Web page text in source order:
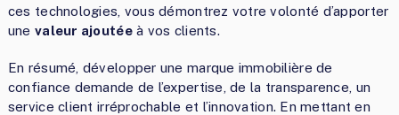
ces technologies, vous démontrez votre volonté d’apporter
unevaleur ajoutéeà vos clients.
En résumé, développer une marque immobilière de
confiance demande de l’expertise, de la transparence, un
service client irréprochable et l’innovation. En mettant en